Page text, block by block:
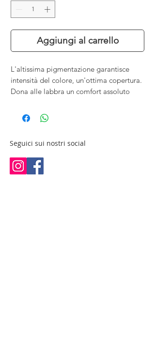
Aggiungi al carrello
L'altissima pigmentazione garantisce
intensità del colore, un'ottima copertura.
Dona alle labbra un comfort assoluto
Seguici sui nostri social